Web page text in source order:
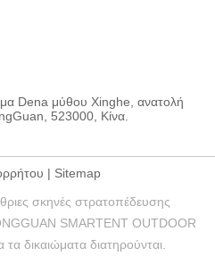
Dena μύθου Xinghe, ανατολή
523000, Κίνα.
| Sitemap
σκηνές στρατοπέδευσης
SMARTENT OUTDOOR
δικαιώματα διατηρούνται.